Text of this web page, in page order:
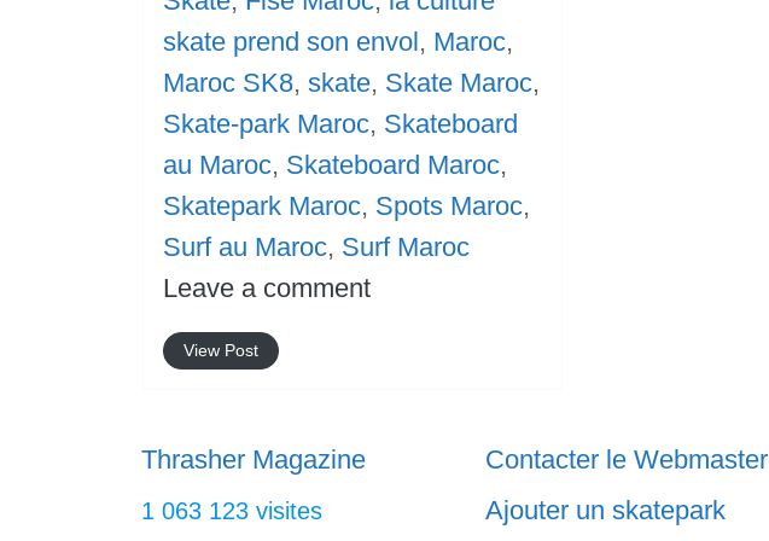
skate prend son envol, Maroc,
Maroc SK8, skate, Skate Maroc,
Skate-park Maroc, Skateboard
au Maroc, Skateboard Maroc,
Skatepark Maroc, Spots Maroc,
Surf au Maroc, Surf Maroc
Leave a comment
View Post
Thrasher Magazine
1 063 123 visites
Contacter le Webmaster
Ajouter un skatepark